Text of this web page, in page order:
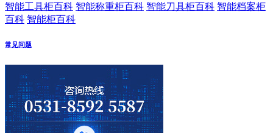
智能工具柜百科 智能称重柜百科 智能刀具柜百科 智能档案柜
百科 智能柜百科
常见问题